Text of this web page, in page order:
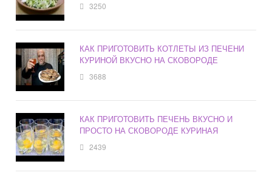
3250
КАК ПРИГОТОВИТЬ КОТЛЕТЫ ИЗ ПЕЧЕНИ
КУРИНОЙ ВКУСНО НА СКОВОРОДЕ
3688
КАК ПРИГОТОВИТЬ ПЕЧЕНЬ ВКУСНО И
ПРОСТО НА СКОВОРОДЕ КУРИНАЯ
2439